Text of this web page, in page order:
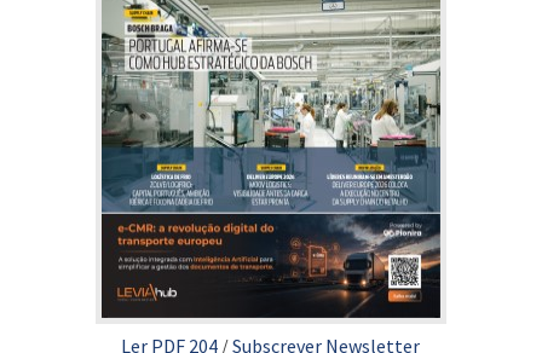
Ler PDF 204 /Subscrever Newsletter